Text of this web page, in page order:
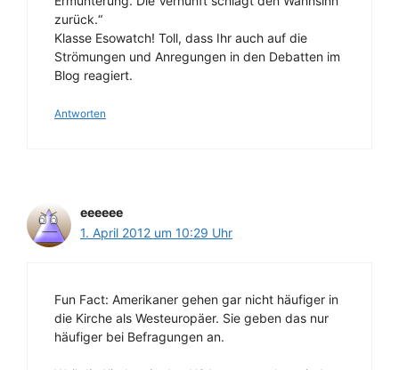
zurück.“
Klasse Esowatch! Toll, dass Ihr auch auf die
Strömungen und Anregungen in den Debatten im
Blog reagiert.
Antworten
eeeeee
1. April 2012 um 10:29 Uhr
Fun Fact: Amerikaner gehen gar nicht häufiger in
die Kirche als Westeuropäer. Sie geben das nur
häufiger bei Befragungen an.